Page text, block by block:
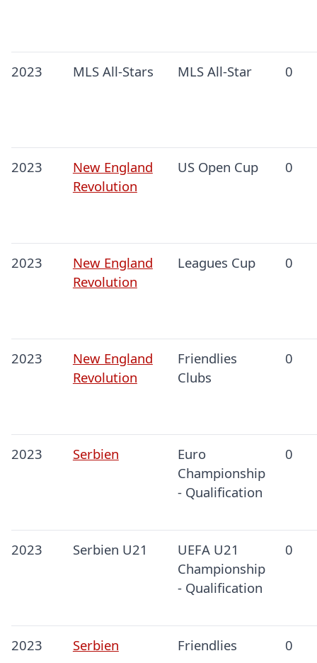
2023 MLS All-Stars MLS All-Star 0
2023
New England
Revolution
US Open Cup 0
2023
New England
Revolution
Leagues Cup 0
2023
New England
Revolution
Friendlies
Clubs
0
2023 Serbien
Euro
Championship
- Qualification
0
2023 Serbien U21
UEFA U21
Championship
- Qualification
0
2023 Serbien Friendlies 0